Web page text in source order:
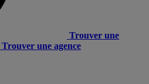
Trouver une
Trouver une agence